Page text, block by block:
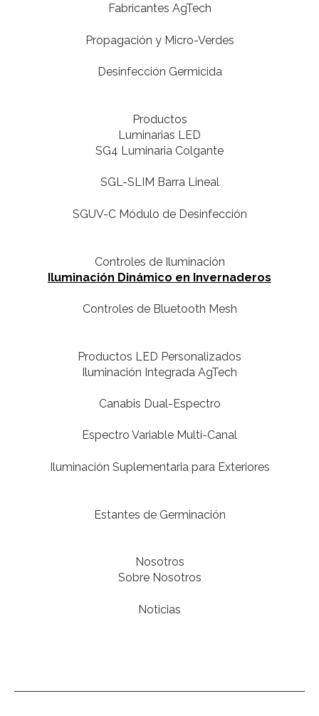
Fabricantes AgTech
Propagación y Micro-Verdes
Desinfección Germicida
Productos
Luminarias LED
SG4 Luminaria Colgante
SGL-SLIM Barra Lineal
SGUV-C Módulo de Desinfección
Controles de Iluminación
Iluminación Dinámico en Invernaderos
Controles de Bluetooth Mesh
Productos LED Personalizados
Iluminación Integrada AgTech
Canabis Dual-Espectro
Espectro Variable Multi-Canal
Iluminación Suplementaria para Exteriores
Estantes de Germinación
Nosotros
Sobre Nosotros
Noticias